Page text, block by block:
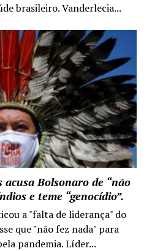
brasileiro. Vanderlecia...
Bolsonaro de “não
e teme “genocídio”.
a "falta de liderança" do
que "não fez nada" para
pandemia. Líder...